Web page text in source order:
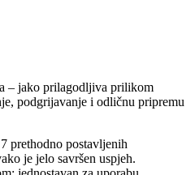
– jako prilagodljiva prilikom
podgrijavanje i odličnu pripremu
prethodno postavljenih
je jelo savršen uspjeh.